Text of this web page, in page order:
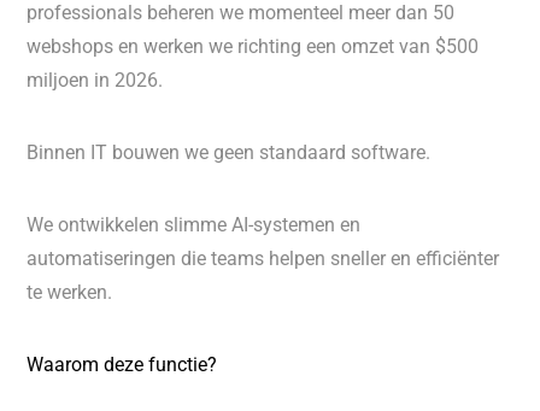
professionals beheren we momenteel meer dan 50
webshops en werken we richting een omzet van $500
miljoen in 2026.
Binnen IT bouwen we geen standaard software.
We ontwikkelen slimme AI-systemen en
automatiseringen die teams helpen sneller en efficiënter
te werken.
Waarom deze functie?